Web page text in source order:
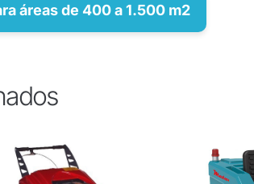
áreas de 400 a 1.500 m2